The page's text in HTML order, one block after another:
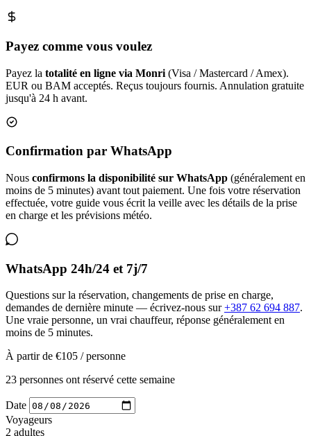
Payez comme vous voulez
Payez la totalité en ligne via Monri (Visa / Mastercard / Amex).
EUR ou BAM acceptés. Reçus toujours fournis. Annulation gratuite
jusqu'à 24 h avant.
Confirmation par WhatsApp
Nous confirmons la disponibilité sur WhatsApp (généralement en
moins de 5 minutes) avant tout paiement. Une fois votre réservation
effectuée, votre guide vous écrit la veille avec les détails de la prise
en charge et les prévisions météo.
WhatsApp 24h/24 et 7j/7
Questions sur la réservation, changements de prise en charge,
demandes de dernière minute — écrivez-nous sur+387 62 694 887.
Une vraie personne, un vrai chauffeur, réponse généralement en
moins de 5 minutes.
À partir de €105 / personne
23 personnes ont réservé cette semaine
Date
Voyageurs
2 adultes